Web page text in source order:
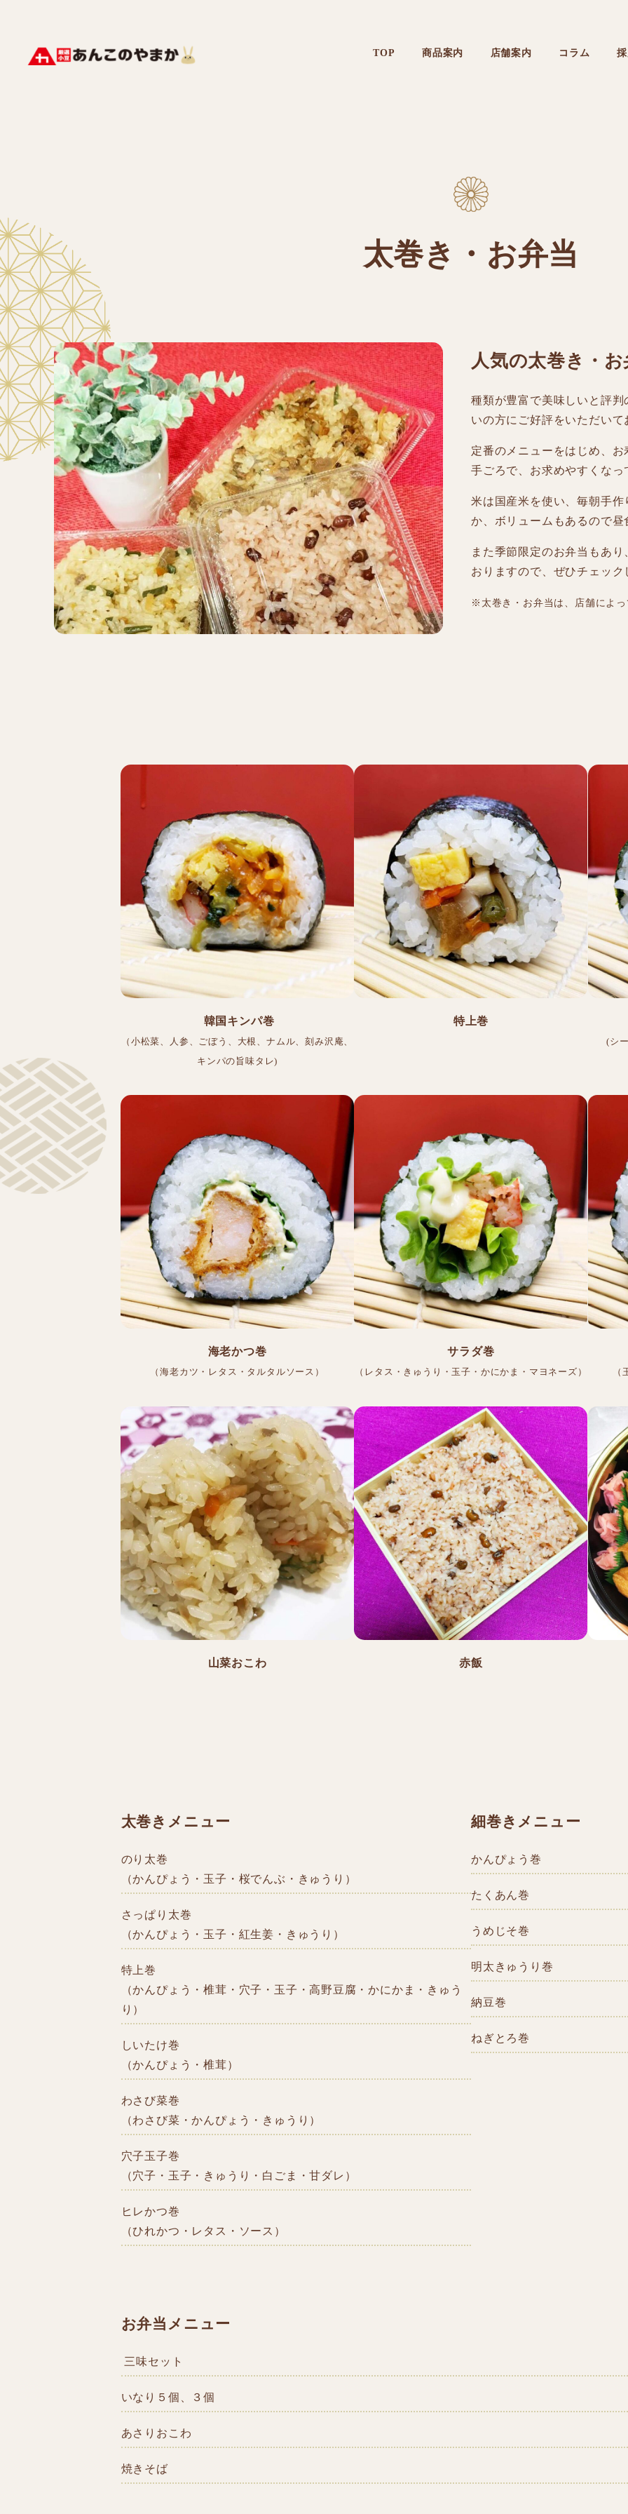
TOP 商品案内 店舗案内 コラム
太巻き・お弁当
人気の太巻き・
種類が豊富で美味しいと評
いの方にご好評をいただいて
定番のメニューをはじめ、
手ごろで、お求めやすくなっ
米は国産米を使い、毎朝手
か、ボリュームもあるので
また季節限定のお弁当もあ
おりますので、ぜひチェッ
※太巻き・お弁当は、店舗によ
韓国キンパ巻
（小松菜、人参、ごぼう、大根、ナムル、刻み沢庵、
キンパの旨味タレ)
特上巻
(シ
海老かつ巻
（海老カツ・レタス・タルタルソース）
サラダ巻
（レタス・きゅうり・玉子・かにかま・マヨネーズ）
山菜おこわ 赤飯
太巻きメニュー
のり太巻
（かんぴょう・玉子・桜でんぶ・きゅうり）
さっぱり太巻
（かんぴょう・玉子・紅生姜・きゅうり）
特上巻
（かんぴょう・椎茸・穴子・玉子・高野豆腐・かにかま・きゅう
り）
しいたけ巻
（かんぴょう・椎茸）
わさび菜巻
（わさび菜・かんぴょう・きゅうり）
穴子玉子巻
（穴子・玉子・きゅうり・白ごま・甘ダレ）
ヒレかつ巻
（ひれかつ・レタス・ソース）
細巻きメニュー
かんぴょう巻
たくあん巻
うめじそ巻
明太きゅうり巻
納豆巻
ねぎとろ巻
お弁当メニュー
三味セット
いなり５個、３個
あさりおこわ
焼きそば